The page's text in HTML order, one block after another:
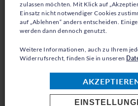
zulassen möchten. Mit Klick auf
Einsatz nicht notwendiger Cookies
auf „Ablehnen“ anders entscheiden.
werden dann dennoch genutzt.
Weitere Informationen, auch zu Ihrem
Widerrufsrecht, finden Sie in unseren
UNO-
MILLIONEN